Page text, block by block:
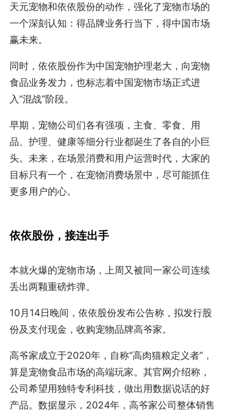
天元宠物和依依股份的动作，强化了宠物市场的
一个深刻认知：得品牌业务行当下，得中国市场
赢未来。
同时，依依股份作为中国宠物护理老大，向宠物
食品业务发力，也标志着中国宠物市场正式进
入“混战”阶段。
早期，宠物公司们各有强项，主食、零食、用
品、护理、健康等细分行业都诞生了各自的小巨
头。未来，在场景消费和用户运营时代，大家的
目标只有一个，在宠物消费场景中，尽可能抓住
更多用户的心。
依依股份，接连出手
本就火爆的宠物市场，上周又被同一家公司连续
丢出两颗重磅炸弹。
10月14日晚间，依依股份发布公告称，拟发行股
份及支付现金，收购宠物品牌高爷家。
高爷家成立于2020年，自称“高肉猫粮定义者”，
算是宠物食品市场的高端玩家。其官网介绍称，
公司希望用独特专利科技，做出用数据说话的好
产品。数据显示，2024年，高爷家公司整体销售